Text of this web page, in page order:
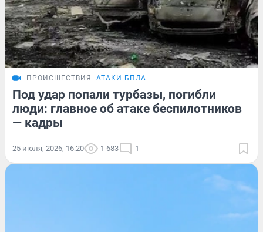
ПРОИСШЕСТВИЯ АТАКИ БПЛА
Под удар попали турбазы, погибли
люди: главное об атаке беспилотников
— кадры
25 июля, 2026, 16:20 1 683 1